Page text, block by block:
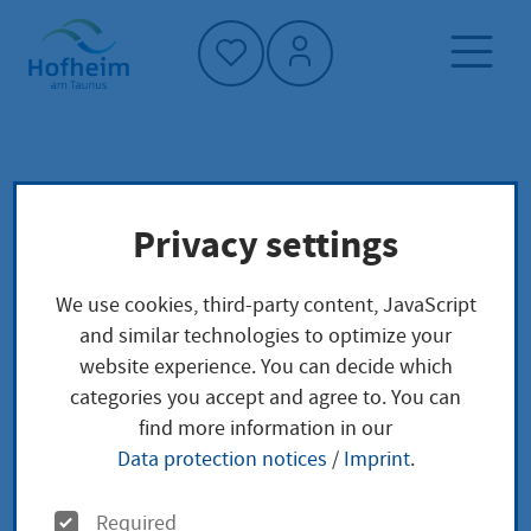
Home"
Society and social affairs
Families Death
Grabarten auf den
Hofheimer Friedhöfen
Privacy settings
We use cookies, third-party content, JavaScript
and similar technologies to optimize your
website experience. You can decide which
categories you accept and agree to. You can
find more information in our
Data protection notices / Imprint.
O
Required